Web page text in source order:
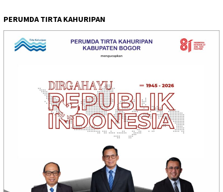
PERUMDA TIRTA KAHURIPAN